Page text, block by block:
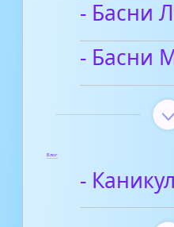
- Басни
- Басни
Блог
-